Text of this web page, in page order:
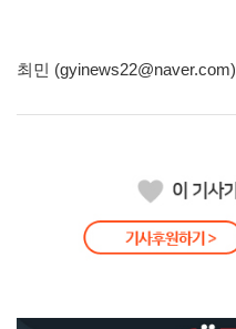
최민 (gyinews22@naver.com)